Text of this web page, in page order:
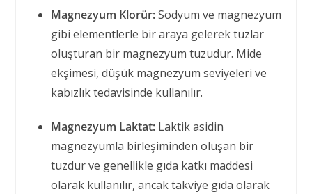
Magnezyum Klorür:Sodyum ve magnezyum
gibi elementlerle bir araya gelerek tuzlar
oluşturan bir magnezyum tuzudur. Mide
ekşimesi, düşük magnezyum seviyeleri ve
kabızlık tedavisinde kullanılır.
Magnezyum Laktat:Laktik asidin
magnezyumla birleşiminden oluşan bir
tuzdur ve genellikle gıda katkı maddesi
olarak kullanılır, ancak takviye gıda olarak